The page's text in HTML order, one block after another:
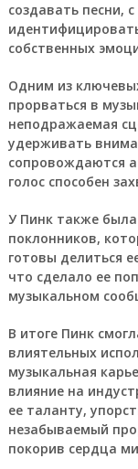
создавать песни,
собственных
Одним из
прорваться в
неподражаемая
удерживать
сопровождаются
голос способен
У Пинк также
поклонников,
готовы делиться
что сделало ее
музыкальном
В итоге Пинк
влиятельных
музыкальная
влияние на
ее таланту,
незабываемый
покорив сердца